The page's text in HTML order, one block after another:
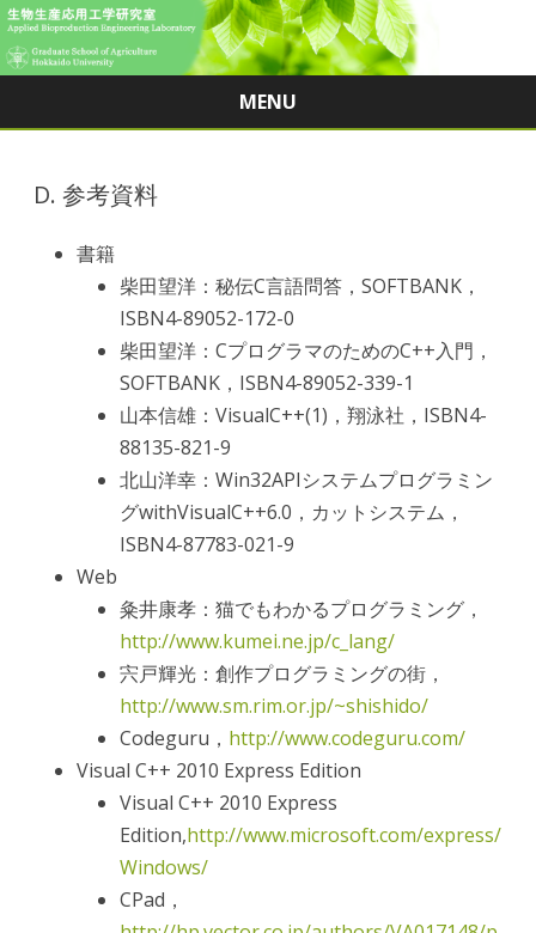
MENU
Skip
D. 参考資料
書籍
柴田望洋：秘伝C言語問答，SOFTBANK，
ISBN4-89052-172-0
柴田望洋：CプログラマのためのC++入門，
SOFTBANK，ISBN4-89052-339-1
山本信雄：VisualC++(1)，翔泳社，ISBN4-
88135-821-9
北山洋幸：Win32APIシステムプログラミン
グwithVisualC++6.0，カットシステム，
ISBN4-87783-021-9
Web
粂井康孝：猫でもわかるプログラミング，
http://www.kumei.ne.jp/c_lang/
宍戸輝光：創作プログラミングの街，
http://www.sm.rim.or.jp/~shishido/
Codeguru， http://www.codeguru.com/
Visual C++ 2010 Express Edition
Visual C++ 2010 Express
Edition,http://www.microsoft.com/express/
Windows/
CPad，